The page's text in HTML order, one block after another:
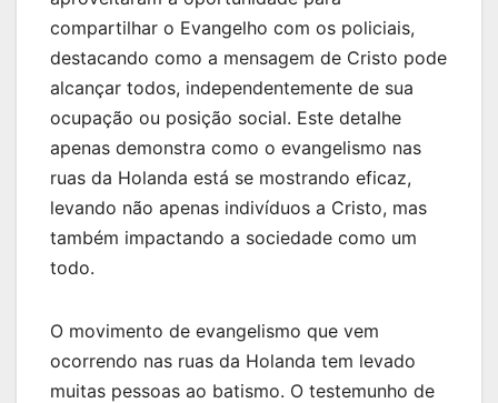
compartilhar o Evangelho com os policiais,
destacando como a mensagem de Cristo pode
alcançar todos, independentemente de sua
ocupação ou posição social. Este detalhe
apenas demonstra como o evangelismo nas
ruas da Holanda está se mostrando eficaz,
levando não apenas indivíduos a Cristo, mas
também impactando a sociedade como um
todo.
O movimento de evangelismo que vem
ocorrendo nas ruas da Holanda tem levado
muitas pessoas ao batismo. O testemunho de